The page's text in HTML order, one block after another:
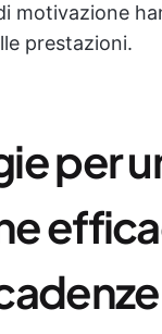
motivazione
prestazioni.
per